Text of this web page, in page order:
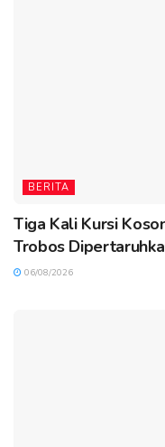
BERITA
Tiga Kali Kursi
Trobos
06/08/2026